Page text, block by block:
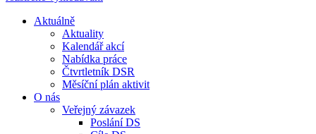
Aktuálně
Aktuality
Kalendář akcí
Nabídka práce
Čtvrtletník DSR
Měsíční plán aktivit
O nás
Veřejný závazek
Poslání DS